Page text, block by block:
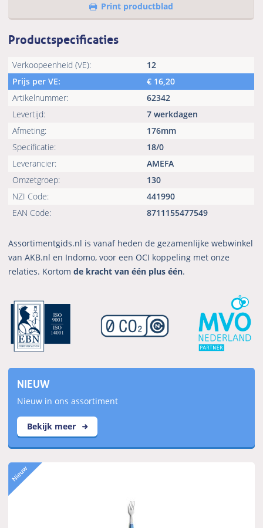
Print productblad
Productspecificaties
Verkoopeenheid (VE):
12
Prijs per VE:
€ 16,20
Artikelnummer:
62342
Levertijd:
7 werkdagen
Afmeting:
176mm
Specificatie:
18/0
Leverancier:
AMEFA
Omzetgroep:
130
NZI Code:
441990
EAN Code:
8711155477549
Assortimentgids.nl is vanaf heden de gezamenlijke webwinkel
van AKB.nl en Indomo, voor een OCI koppeling met onze
relaties. Kortomde kracht van één plus één.
NIEUW
Nieuw in ons assortiment
Bekijk meer